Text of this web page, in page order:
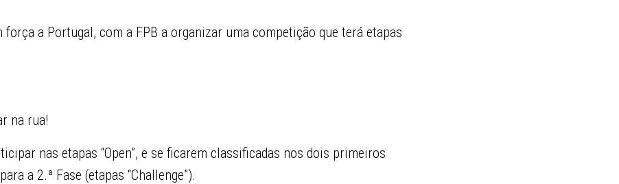
força a Portugal, com a FPB a organizar uma competição que terá etapas
na rua!
nas etapas “Open”, e se ficarem classificadas nos dois primeiros
a 2.ª Fase (etapas “Challenge”).